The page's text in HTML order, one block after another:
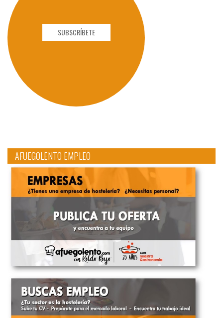
SUBSCRÍBETE
AFUEGOLENTO EMPLEO